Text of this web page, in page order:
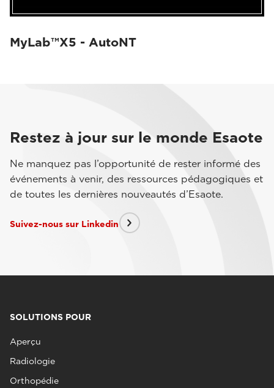
MyLab™X5 - AutoNT
Restez à jour sur le monde Esaote
Ne manquez pas l’opportunité de rester informé des
événements à venir, des ressources pédagogiques et
de toutes les dernières nouveautés d’Esaote.
Suivez-nous sur Linkedin
SOLUTIONS POUR
Aperçu
Radiologie
Orthopédie